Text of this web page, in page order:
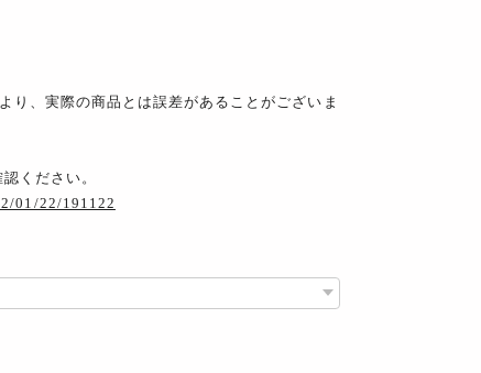
り、実際の商品とは誤差があることがございま
ください。
01/22/191122